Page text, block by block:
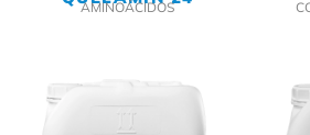
AMINOÁCIDOS